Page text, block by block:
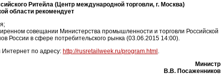
Ритейла (Центр международной торговли, г. Москва)
области рекомендует
совещании Министерства промышленности и торговли Российской
России в сфере потребительского рынка (03.06.2015 14:00).
по адресу: http://rusretailweek.ru/program.html .
Министр
В.В. Посаженников